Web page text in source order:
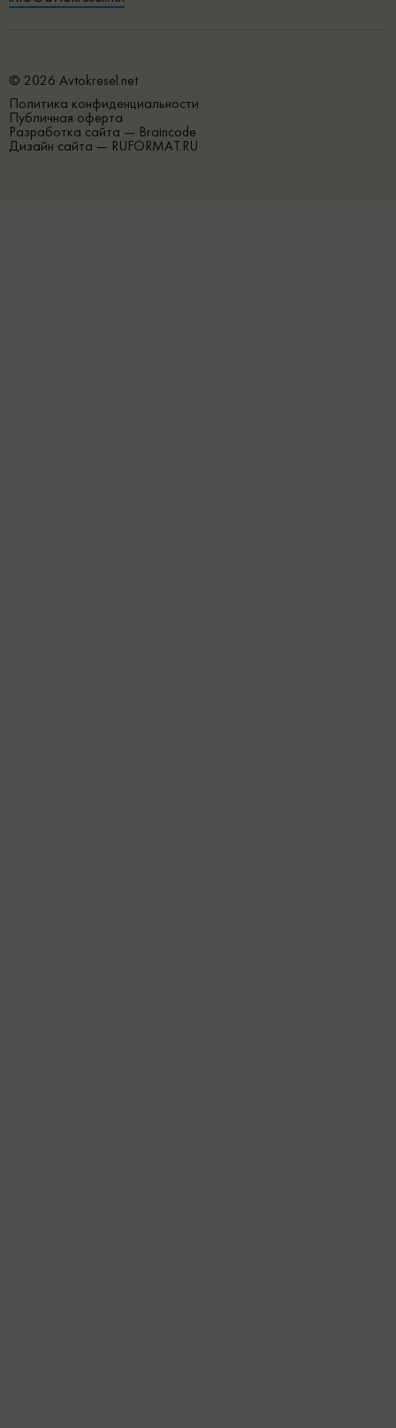
© 2026 Avtokresel.net
Политика конфиденциальности
Публичная оферта
Разработка сайта — Braincode
Дизайн сайта — RUFORMAT.RU